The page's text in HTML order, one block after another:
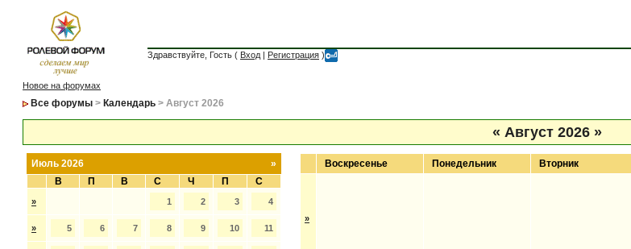
Здравствуйте, Гость ( Вход | Регистрация )
Новое на форумах
Все форумы > Календарь > Август 2026
« Август 2026 »
»
Июль 2026
В
П В С Ч П С
» 1 2 3 4
» 5 6 7 8 9 10 11
Воскресенье Понедельник Вторник
»